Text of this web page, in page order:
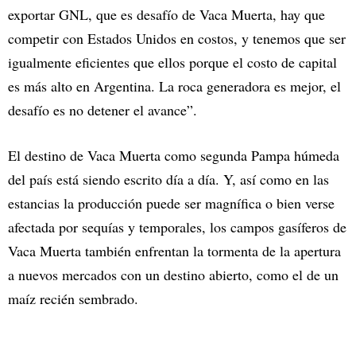
exportar GNL, que es desafío de Vaca Muerta, hay que
competir con Estados Unidos en costos, y tenemos que ser
igualmente eficientes que ellos porque el costo de capital
es más alto en Argentina. La roca generadora es mejor, el
desafío es no detener el avance”.
El destino de Vaca Muerta como segunda Pampa húmeda
del país está siendo escrito día a día. Y, así como en las
estancias la producción puede ser magnífica o bien verse
afectada por sequías y temporales, los campos gasíferos de
Vaca Muerta también enfrentan la tormenta de la apertura
a nuevos mercados con un destino abierto, como el de un
maíz recién sembrado.